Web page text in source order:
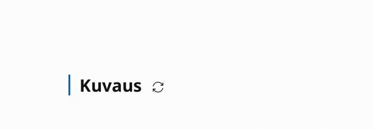
Kuvaus